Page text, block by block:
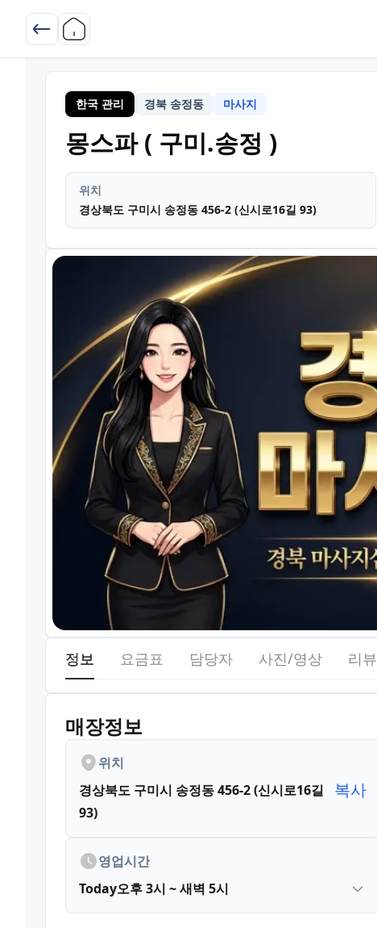
한국 관리 경북 송정동 마사지
몽스파 ( 구미.송정 )
위치
경상북도 구미시 송정동 456-2 (신시로16길 93)
정보 요금표 담당자 사진/영상 리뷰
매장정보
위치
경상북도 구미시 송정동 456-2 (신시로16길
93)
복사
영업시간
Today오후 3시 ~ 새벽 5시